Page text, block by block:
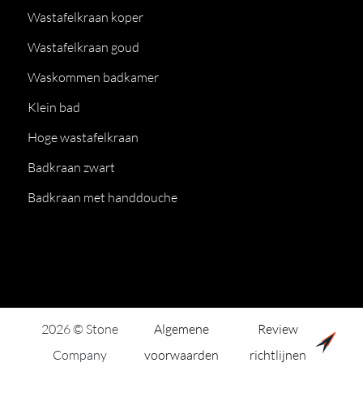
Wastafelkraan koper
Wastafelkraan goud
Waskommen badkamer
Klein bad
Hoge wastafelkraan
Badkraan zwart
Badkraan met handdouche
2026 © Stone
Company
Algemene
voorwaarden
Review
richtlijnen